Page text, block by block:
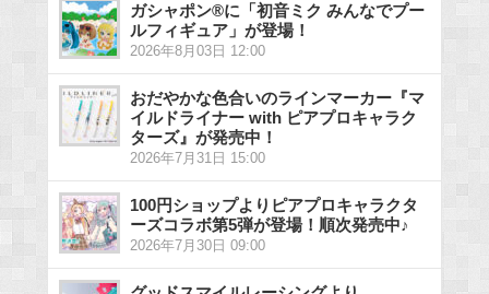
ガシャポン®に「初音ミク みんなでプー
ルフィギュア」が登場！
2026年8月03日 12:00
おだやかな色合いのラインマーカー『マ
イルドライナー with ピアプロキャラク
ターズ』が発売中！
2026年7月31日 15:00
100円ショップよりピアプロキャラクタ
ーズコラボ第5弾が登場！順次発売中♪
2026年7月30日 09:00